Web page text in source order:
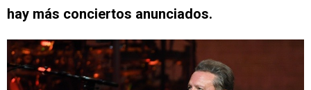
hay más conciertos anunciados.